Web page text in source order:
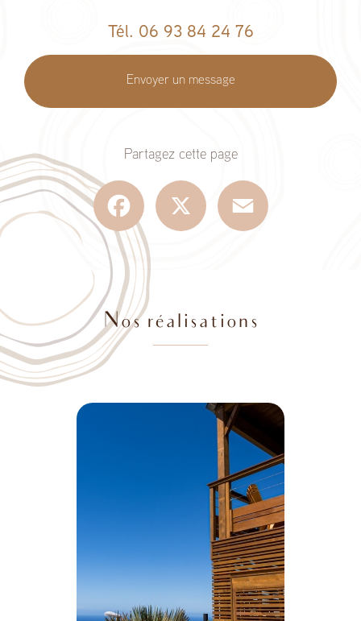
Tél. 06 93 84 24 76
Envoyer un message
Partagez cette page
Facebook
Nos réalisations